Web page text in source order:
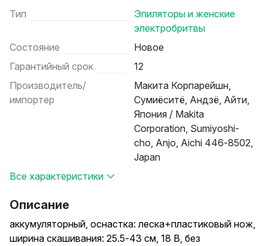
Тип
Эпиляторы и женские
электробритвы
Состояние
Новое
Гарантийный срок
12
Производитель/
импортер
Макита Корпарейшн,
Сумиёситё, Андзё, Айти,
Япония / Makita
Corporation, Sumiyoshi-
cho, Anjo, Aichi 446-8502,
Japan
Все характеристики
Описание
аккумуляторный, оснастка: леска+пластиковый нож,
ширина скашивания: 25.5-43 см, 18 В, без